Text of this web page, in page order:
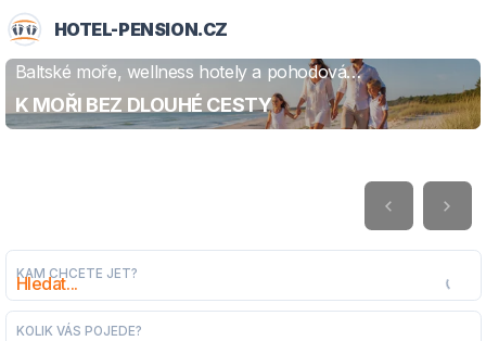
HOTEL-PENSION.CZ
Baltské moře, wellness hotely a pohodová
dovolená
K MOŘI BEZ DLOUHÉ CESTY
ZJISTIT VÍCE
KAM CHCETE JET?
KOLIK VÁS POJEDE?